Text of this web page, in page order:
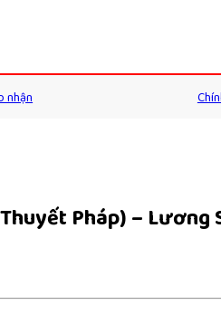
nhận
Pháp) – Lương